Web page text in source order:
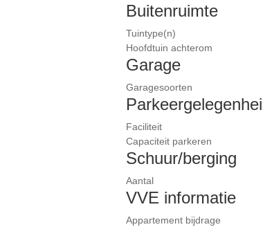
Buitenruimte
Tuintype(n)
Hoofdtuin achterom
Garage
Garagesoorten
Faciliteit
Capaciteit parkeren
Schuur/berging
Aantal
VVE informatie
Appartement bijdrage